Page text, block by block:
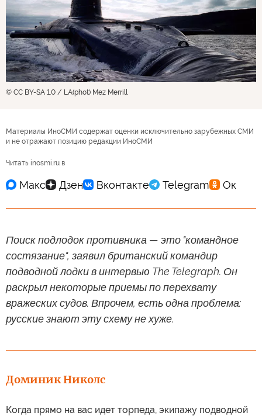
© CC BY-SA 1.0 / LA(phot) Mez Merrill
Материалы ИноСМИ содержат оценки исключительно зарубежных СМИ
и не отражают позицию редакции ИноСМИ
Читать inosmi.ru в
Поиск подлодок противника — это "командное
состязание", заявил британский командир
подводной лодки в интервью The Telegraph. Он
раскрыл некоторые приемы по перехвату
вражеских судов. Впрочем, есть одна проблема:
русские знают эту схему не хуже.
Доминик Николс
Когда прямо на вас идет торпеда, экипажу подводной